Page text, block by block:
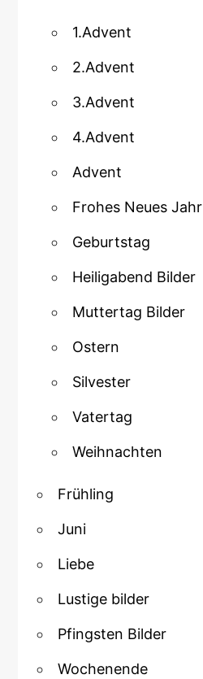
1.Advent
2.Advent
3.Advent
4.Advent
Advent
Frohes Neues Jahr
Geburtstag
Heiligabend Bilder
Muttertag Bilder
Ostern
Silvester
Vatertag
Weihnachten
Frühling
Juni
Liebe
Lustige bilder
Pfingsten Bilder
Wochenende